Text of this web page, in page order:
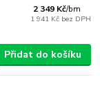
2 349 Kč/bm
1 941 Kč bez DPH
Přidat do košíku